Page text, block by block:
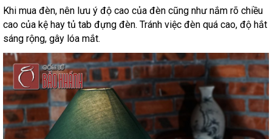
Khi mua đèn, nên lưu ý độ cao của đèn cũng như nắm rõ chiều
cao của kệ hay tủ tab đựng đèn. Tránh việc đèn quá cao, độ hắt
sáng rộng, gây lóa mắt.